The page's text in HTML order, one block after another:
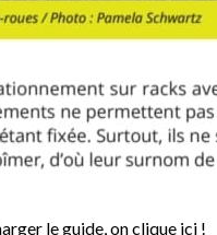
le guide, on clique ici !